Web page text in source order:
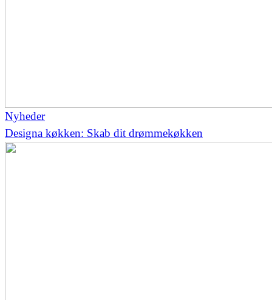
Nyheder
Designa køkken: Skab dit drømmekøkken